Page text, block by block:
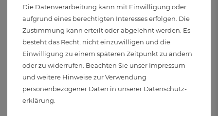
Stromversorgung:
Kabelgebunden
Spannung:
220 bis 240 Volt und 50 Hertz
Elektr. Schutzklasse:
Die Datenverarbeitung kann mit Einwilligung oder
aufgrund eines berechtigten Interesses erfolgen. Die
Zustimmung kann erteilt oder abgelehnt werden. Es
besteht das Recht, nicht einzuwilligen und die
Einwilligung zu einem späteren Zeitpunkt zu ändern
oder zu widerrufen. Beachten Sie unser Impressum
und weitere Hinweise zur Verwendung
personenbezogener Daten in unserer Daten­schutz­
erklärung.